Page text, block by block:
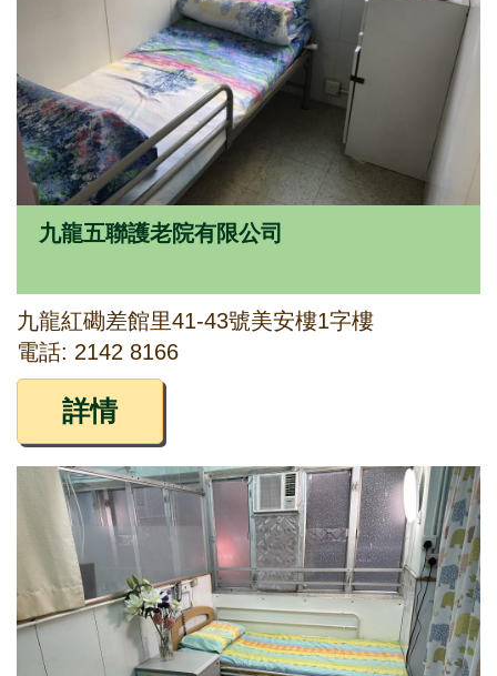
九龍五聯護老院有限公司
九龍紅磡差館里41-43號美安樓1字樓
電話: 2142 8166
詳情